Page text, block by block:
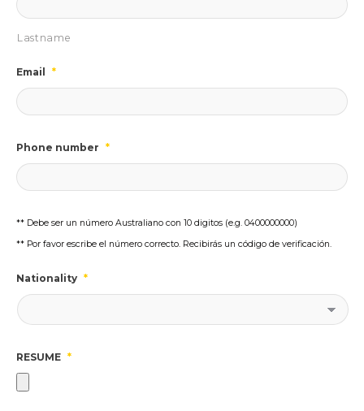
Lastname
Email *
Phone number *
** Debe ser un número Australiano con 10 digitos (e.g. 0400000000)
** Por favor escribe el número correcto. Recibirás un código de verificación.
Nationality *
RESUME *